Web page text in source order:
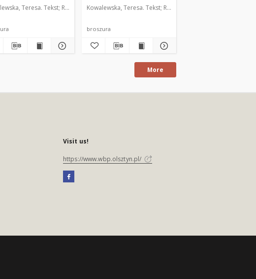
Teresa. Tekst Rybicki, Wiesław. Fot.
Kowalewska, Teresa. Tekst Rybicki, Wiesław. Fot.
broszura
More
Visit us!
https://www.wbp.olsztyn.pl/